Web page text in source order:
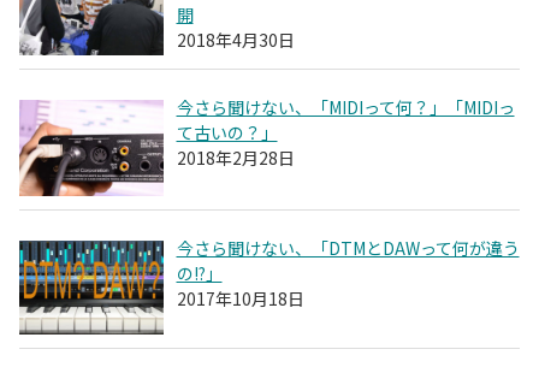
開
2018年4月30日
今さら聞けない、「MIDIって何？」「MIDIっ
て古いの？」
2018年2月28日
今さら聞けない、「DTMとDAWって何が違う
の!?」
2017年10月18日